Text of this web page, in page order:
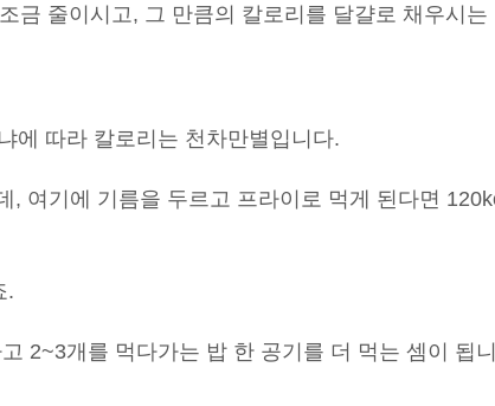
금 줄이시고, 그 만큼의 칼로리를 달걀로 채우시는
에 따라 칼로리는 천차만별입니다.
, 여기에 기름을 두르고 프라이로 먹게 된다면
.
2~3개를 먹다가는 밥 한 공기를 더 먹는 셈이 됩